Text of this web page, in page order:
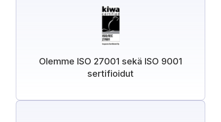
Olemme ISO 27001 sekä ISO 9001
sertifioidut